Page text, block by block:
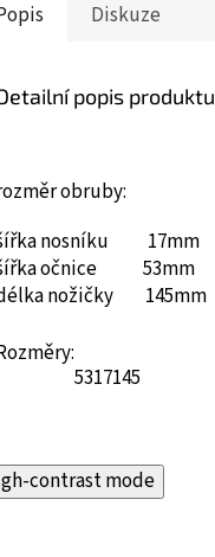
Diskuze
popis produktu
obruby:
nosníku 17mm
očnice 53mm
nožičky 145mm
5317145
contrast mode